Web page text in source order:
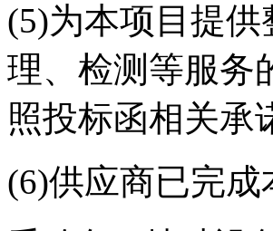
(5)为本项目提
理、检测等服务
照投标函相关承
(6)供应商已完